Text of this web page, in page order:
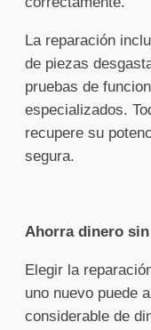
La reparación
de piezas
pruebas de
especializados.
recupere su
segura.
Ahorra dinero
Elegir la
uno nuevo puede
considerable de